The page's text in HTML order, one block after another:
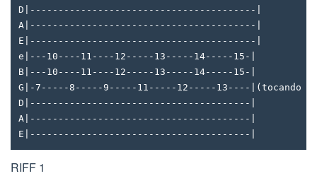
D|----------------------------------------|
A|----------------------------------------|
E|----------------------------------------|
e|---10----11----12-----13-----14-----15-|
B|---10----11----12-----13-----14-----15-|
G|-7-----8-----9-----11-----12-----13----|(tocando
D|---------------------------------------|
A|---------------------------------------|
E|---------------------------------------|
RIFF 1